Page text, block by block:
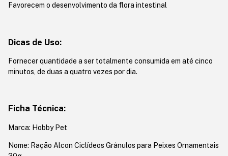
Favorecem o desenvolvimento da flora intestinal
Dicas de Uso:
Fornecer quantidade a ser totalmente consumida em até cinco
minutos, de duas a quatro vezes por dia.
Ficha Técnica:
Marca: Hobby Pet
Nome: Ração Alcon Ciclídeos Grânulos para Peixes Ornamentais